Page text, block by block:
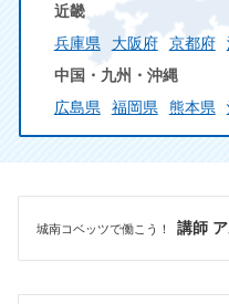
近畿
兵庫県
大阪府 京都府
中国・九州・沖縄
広島県
福岡県 熊本県
城南コベッツで働こう！ 講師